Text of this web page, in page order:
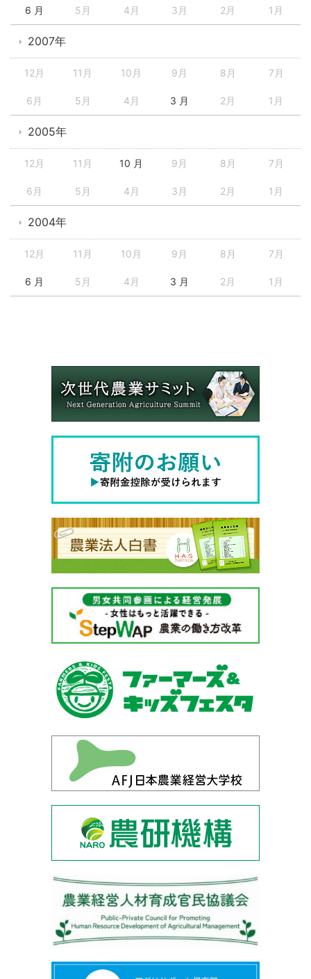
6 月 5月 4月 3月 2月 1月
2007年
12月 11月 10月 9月 8月 7月
6月 5月 4月 3 月 2月 1月
2005年
12月 11月 10 月 9月 8月 7月
6月 5月 4月 3月 2月 1月
2004年
12月 11月 10月 9月 8月 7月
6 月 5月 4月 3 月 2月 1月